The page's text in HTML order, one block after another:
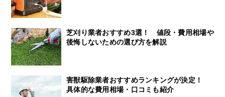
芝刈り業者おすすめ3選！ 値段・費用相場や
後悔しないための選び方を解説
害獣駆除業者おすすめランキングが決定！
具体的な費用相場・口コミも紹介